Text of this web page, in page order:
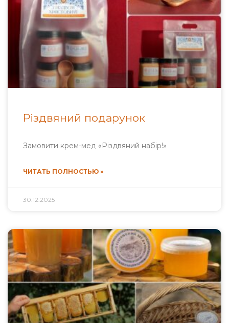
Різдвяний подарунок
Замовити крем-мед «Різдвяний набір!»
ЧИТАТЬ ПОЛНОСТЬЮ »
30.12.2025